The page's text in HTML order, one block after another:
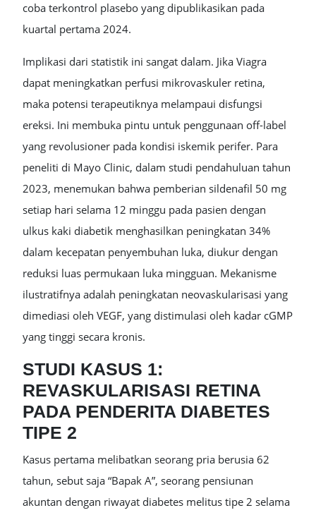
coba terkontrol plasebo yang dipublikasikan pada
kuartal pertama 2024.
Implikasi dari statistik ini sangat dalam. Jika Viagra
dapat meningkatkan perfusi mikrovaskuler retina,
maka potensi terapeutiknya melampaui disfungsi
ereksi. Ini membuka pintu untuk penggunaan off-label
yang revolusioner pada kondisi iskemik perifer. Para
peneliti di Mayo Clinic, dalam studi pendahuluan tahun
2023, menemukan bahwa pemberian sildenafil 50 mg
setiap hari selama 12 minggu pada pasien dengan
ulkus kaki diabetik menghasilkan peningkatan 34%
dalam kecepatan penyembuhan luka, diukur dengan
reduksi luas permukaan luka mingguan. Mekanisme
ilustratifnya adalah peningkatan neovaskularisasi yang
dimediasi oleh VEGF, yang distimulasi oleh kadar cGMP
yang tinggi secara kronis.
STUDI KASUS 1:
REVASKULARISASI RETINA
PADA PENDERITA DIABETES
TIPE 2
Kasus pertama melibatkan seorang pria berusia 62
tahun, sebut saja “Bapak A”, seorang pensiunan
akuntan dengan riwayat diabetes melitus tipe 2 selama